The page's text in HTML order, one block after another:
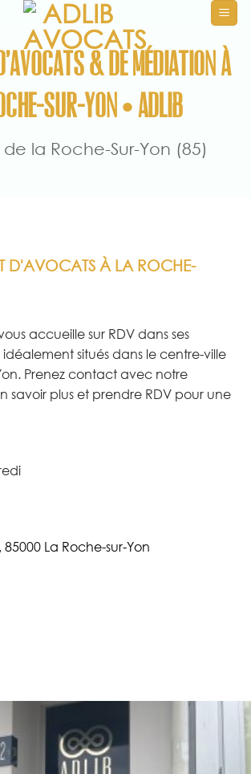
& de médiation à
sur-Yon • ADLIB
de la Roche-Sur-Yon (85)
D'AVOCATS À LA ROCHE-
accueille sur RDV dans ses
situés dans le centre-ville
Prenez contact avec notre
savoir plus et prendre RDV pour une
La Roche-sur-Yon